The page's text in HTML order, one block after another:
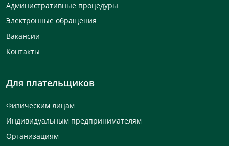
Административные процедуры
Электронные обращения
Вакансии
Контакты
Для плательщиков
Физическим лицам
Индивидуальным предпринимателям
Организациям